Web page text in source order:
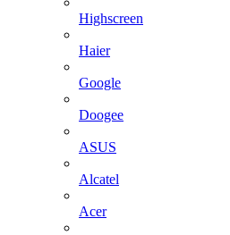
Highscreen
Haier
Google
Doogee
ASUS
Alcatel
Acer